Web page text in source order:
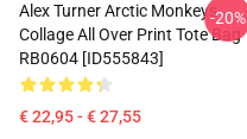
Alex Turner Arctic Monkeys
Collage All Over Print Tote Bag
RB0604 [ID555843]
€ 22,95 - € 27,55
-20%